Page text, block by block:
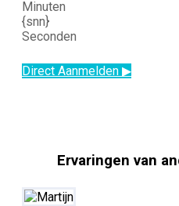
Minuten
{snn}
Seconden
Direct Aanmelden ▶
Ervaringen van